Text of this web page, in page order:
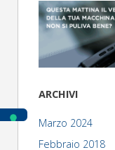
ARCHIVI
Marzo 2024
Febbraio 2018